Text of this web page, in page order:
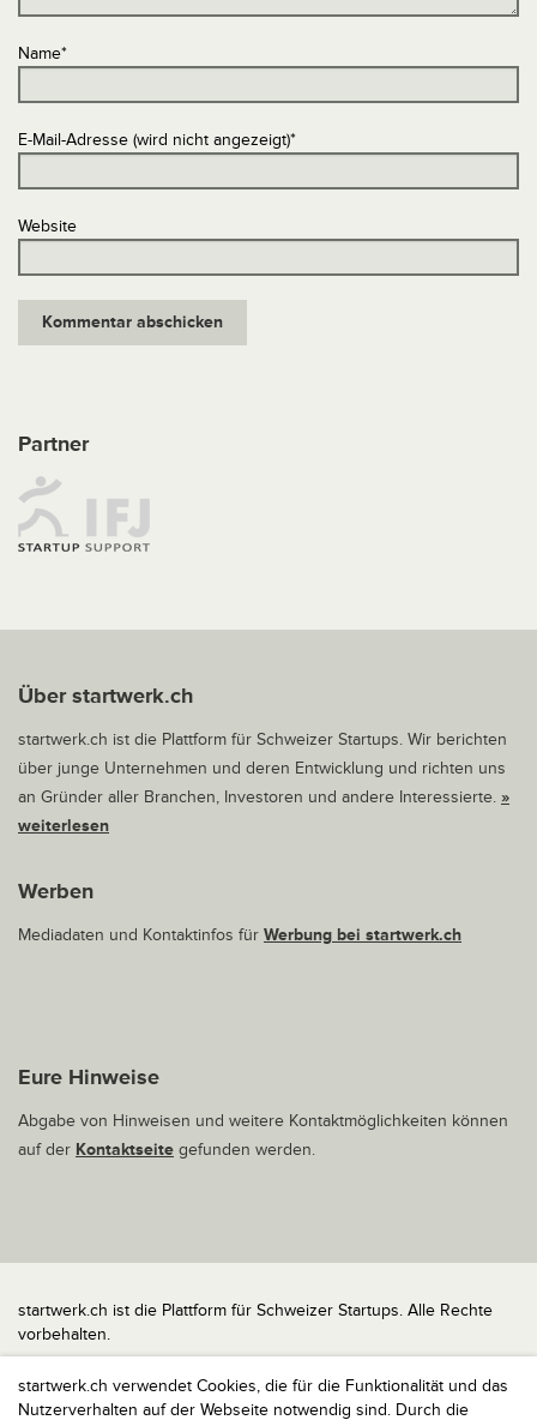
startwerk.ch verwendet Cookies, die für die Funktionalität und das
Nutzerverhalten auf der Webseite notwendig sind. Durch die
Name*
E-Mail-Adresse (wird nicht angezeigt)*
Website
Partner
Über startwerk.ch
startwerk.ch ist die Plattform für Schweizer Startups. Wir berichten
über junge Unternehmen und deren Entwicklung und richten uns
an Gründer aller Branchen, Investoren und andere Interessierte. »
weiterlesen
Werben
Mediadaten und Kontaktinfos für Werbung bei startwerk.ch
Eure Hinweise
Abgabe von Hinweisen und weitere Kontaktmöglichkeiten können
auf der Kontaktseite gefunden werden.
startwerk.ch ist die Plattform für Schweizer Startups. Alle Rechte
vorbehalten.
Impressum
Kontakt